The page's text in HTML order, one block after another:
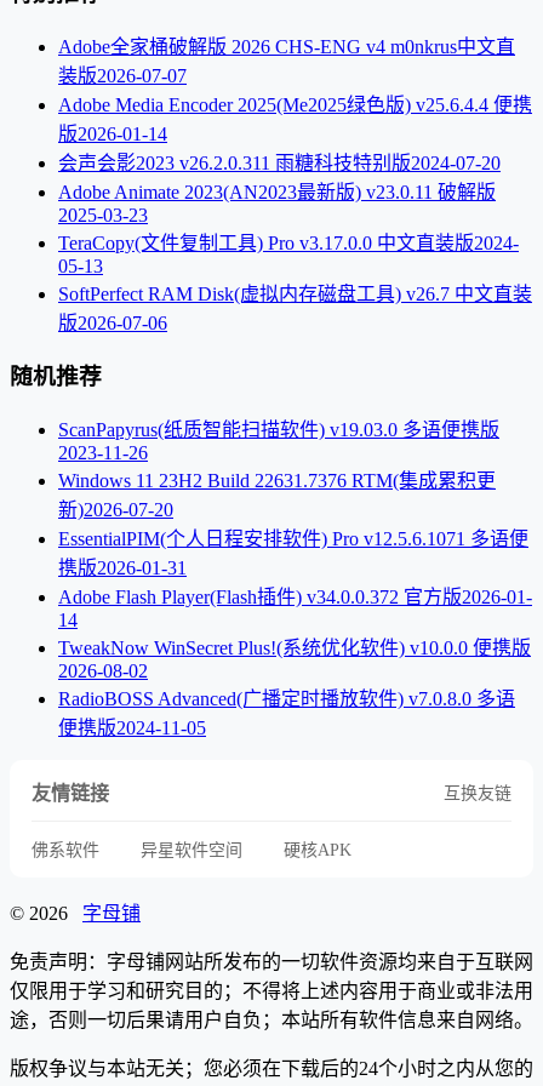
Adobe全家桶破解版 2026 CHS-ENG v4 m0nkrus中文直
装版2026-07-07
Adobe Media Encoder 2025(Me2025绿色版) v25.6.4.4 便携
版2026-01-14
会声会影2023 v26.2.0.311 雨糖科技特别版2024-07-20
Adobe Animate 2023(AN2023最新版) v23.0.11 破解版
2025-03-23
TeraCopy(文件复制工具) Pro v3.17.0.0 中文直装版2024-
05-13
SoftPerfect RAM Disk(虚拟内存磁盘工具) v26.7 中文直装
版2026-07-06
随机推荐
ScanPapyrus(纸质智能扫描软件) v19.03.0 多语便携版
2023-11-26
Windows 11 23H2 Build 22631.7376 RTM(集成累积更
新)2026-07-20
EssentialPIM(个人日程安排软件) Pro v12.5.6.1071 多语便
携版2026-01-31
Adobe Flash Player(Flash插件) v34.0.0.372 官方版2026-01-
14
TweakNow WinSecret Plus!(系统优化软件) v10.0.0 便携版
2026-08-02
RadioBOSS Advanced(广播定时播放软件) v7.0.8.0 多语
便携版2024-11-05
友情链接 互换友链
佛系软件 异星软件空间 硬核APK
© 2026 字母铺
免责声明：字母铺网站所发布的一切软件资源均来自于互联网
仅限用于学习和研究目的；不得将上述内容用于商业或非法用
途，否则一切后果请用户自负；本站所有软件信息来自网络。
版权争议与本站无关；您必须在下载后的24个小时之内从您的